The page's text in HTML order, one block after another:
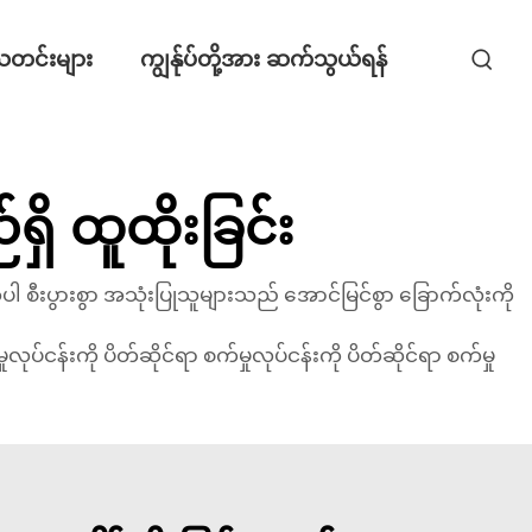
င်းများ ကျွန်ုပ်တို့အား ဆက်သွယ်ရန်
ထူထိုးခြင်း
ပွားစွာ အသုံးပြုသူများသည် အောင်မြင်စွာ ခြောက်လုံးကို
မှုလုပ်ငန်းကို ပိတ်ဆိုင်ရာ စက်မှုလုပ်ငန်းကို ပိတ်ဆိုင်ရာ စက်မှု